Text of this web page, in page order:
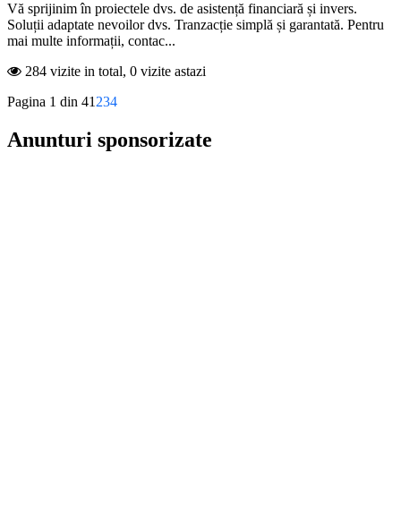
Vă sprijinim în proiectele dvs. de asistență financiară și invers.
Soluții adaptate nevoilor dvs. Tranzacție simplă și garantată. Pentru
mai multe informații, contac...
284 vizite in total, 0 vizite astazi
Pagina 1 din 41 234
Anunturi sponsorizate